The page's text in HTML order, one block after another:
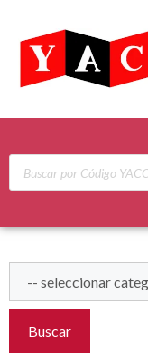
Buscar